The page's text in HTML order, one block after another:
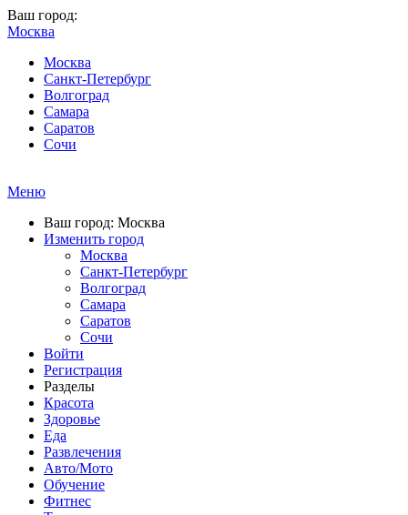
Ваш город:
Москва
Москва
Санкт-Петербург
Волгоград
Самара
Саратов
Сочи
Меню
Ваш город: Москва
Изменить город
Москва
Санкт-Петербург
Волгоград
Самара
Саратов
Сочи
Войти
Регистрация
Разделы
Красота
Здоровье
Еда
Развлечения
Авто/Мото
Обучение
Фитнес